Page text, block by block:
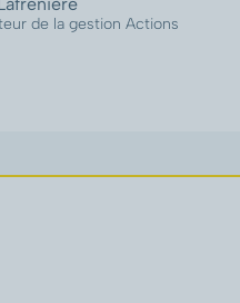
de la gestion Actions